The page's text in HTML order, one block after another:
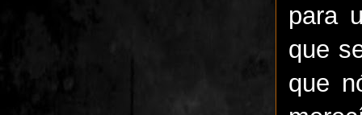
para
que
que